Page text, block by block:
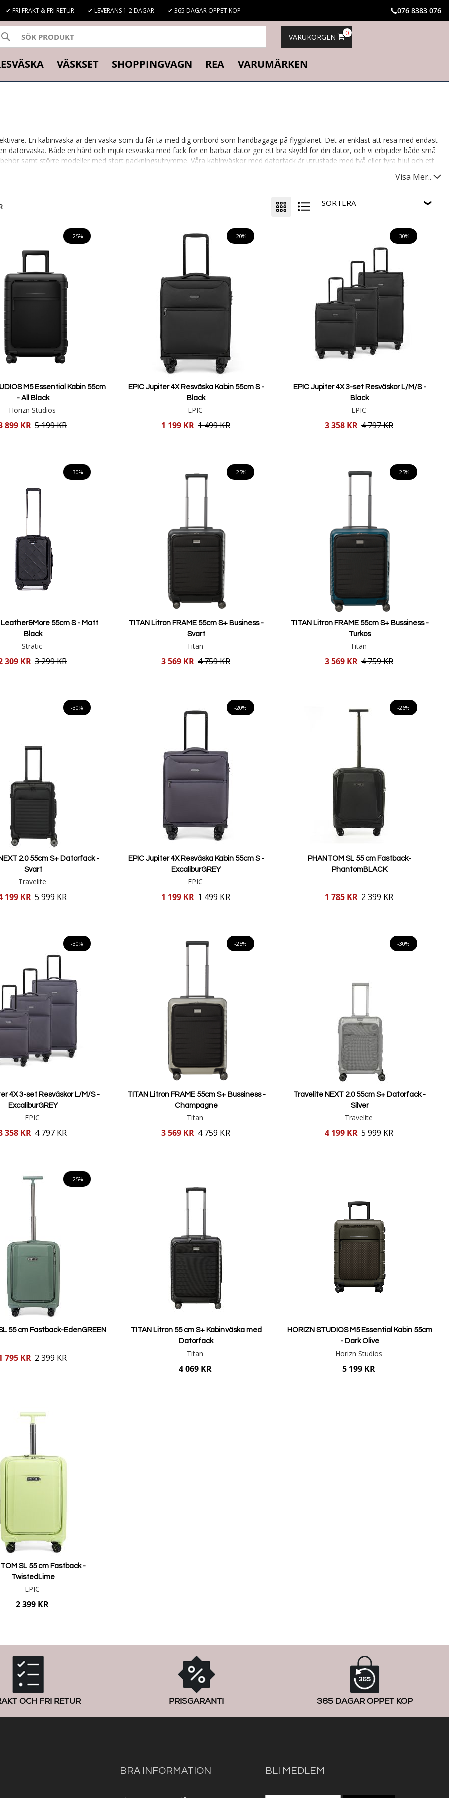
✔ FRI FRAKT & FRI RETUR ✔ LEVERANS 1-2 DAGAR ✔ 365 DAGAR ÖPPET KÖP 076 8383 076
SÖK VARUKORGEN 0
VÄSKSET SHOPPINGVAGN REA VARUMÄRKEN
En kabinväska är den väska som du får ta med dig ombord som handbagage på flygplanet. Det är enklast att resa med endast
datorväska. Både en hård och mjuk resväska med fack för en bärbar dator ger ett bra skydd för din dator, och vi erbjuder både små
samt större modeller med stort packningsutrymme. Våra kabinväskor med datorfack är utrustade med två eller fyra hjul och ett
Visa Mer..
SORTERA
-25%
M5 Essential Kabin 55cm
- All Black
Horizn Studios
899 KR 5 199 KR
-20%
EPIC Jupiter 4X Resväska Kabin 55cm S -
Black
EPIC
1 199 KR 1 499 KR
-30%
EPIC Jupiter 4X 3-set Resväskor L/M/S -
Black
EPIC
3 358 KR 4 797 KR
-30%
Leather&More 55cm S - Matt
Black
Stratic
309 KR 3 299 KR
-25%
TITAN Litron FRAME 55cm S+ Business -
Svart
Titan
3 569 KR 4 759 KR
-25%
TITAN Litron FRAME 55cm S+ Bussiness -
Turkos
Titan
3 569 KR 4 759 KR
-30%
2.0 55cm S+ Datorfack -
Svart
Travelite
199 KR 5 999 KR
-20%
EPIC Jupiter 4X Resväska Kabin 55cm S -
ExcaliburGREY
EPIC
1 199 KR 1 499 KR
-26%
PHANTOM SL 55 cm Fastback-
PhantomBLACK
1 785 KR 2 399 KR
-30%
4X 3-set Resväskor L/M/S -
ExcaliburGREY
EPIC
358 KR 4 797 KR
-25%
TITAN Litron FRAME 55cm S+ Bussiness -
Champagne
Titan
3 569 KR 4 759 KR
-30%
Travelite NEXT 2.0 55cm S+ Datorfack -
Silver
Travelite
4 199 KR 5 999 KR
-25%
55 cm Fastback-EdenGREEN
795 KR 2 399 KR
TITAN Litron 55 cm S+ Kabinväska med
Datorfack
Titan
4 069 KR
HORIZN STUDIOS M5 Essential Kabin 55cm
- Dark Olive
Horizn Studios
5 199 KR
SL 55 cm Fastback -
TwistedLime
EPIC
2 399 KR
OCH FRI RETUR PRISGARANTI 365 DAGAR ÖPPET KÖP
BRA INFORMATION BLI MEDLEM